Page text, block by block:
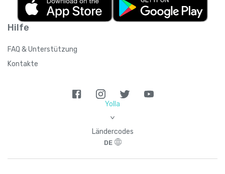
Hilfe
FAQ & Unterstützung
Kontakte
Yolla
>
Ländercodes
DE